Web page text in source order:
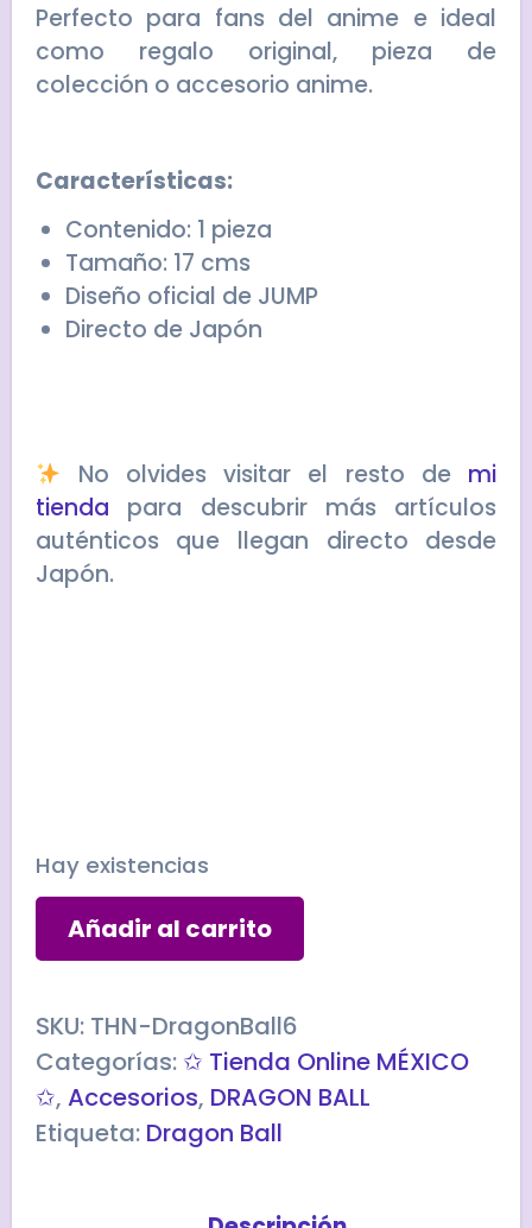
Perfecto para fans del anime e ideal
como regalo original, pieza de
colección o accesorio anime.
Características:
Contenido: 1 pieza
Tamaño: 17 cms
Diseño oficial de JUMP
Directo de Japón
No olvides visitar el resto de mi
tienda para descubrir más artículos
auténticos que llegan directo desde
Japón.
Hay existencias
Esfera
del
-
DRAGON
BALL
cantidad
Añadir al carrito
SKU: THN-DragonBall6
Categorías: ✩ Tienda Online MÉXICO
✩, Accesorios, DRAGON BALL
Etiqueta: Dragon Ball